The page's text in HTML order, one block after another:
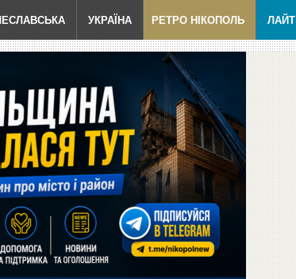
УКРАЇНА РЕТРО НІКОПОЛЬ ЛАЙТ